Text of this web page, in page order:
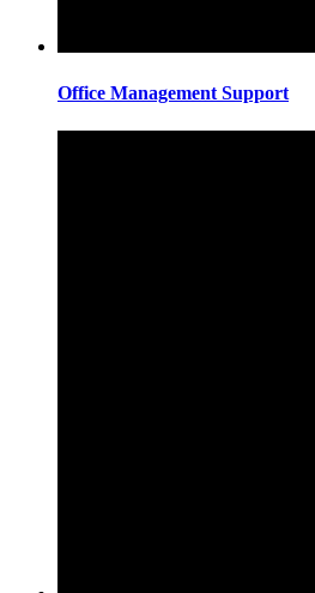
Office Management Support